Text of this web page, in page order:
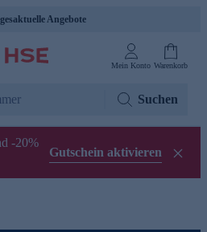
Angebote
Mein Konto Warenkorb
Suchen
-20%
Gutschein aktivieren